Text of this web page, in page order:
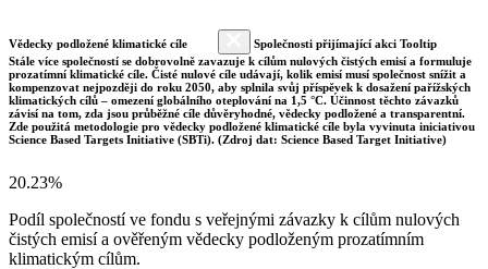
Vědecky podložené klimatické cíle
Společnosti přijímající akci Tooltip
Stále více společností se dobrovolně zavazuje k cílům nulových čistých emisí a formuluje
prozatímní klimatické cíle. Čisté nulové cíle udávají, kolik emisí musí společnost snížit a
kompenzovat nejpozději do roku 2050, aby splnila svůj příspěvek k dosažení pařížských
klimatických cílů – omezení globálního oteplování na 1,5 °C. Účinnost těchto závazků
závisí na tom, zda jsou průběžné cíle důvěryhodné, vědecky podložené a transparentní.
Zde použitá metodologie pro vědecky podložené klimatické cíle byla vyvinuta iniciativou
Science Based Targets Initiative (SBTi). (Zdroj dat: Science Based Target Initiative)
20.23%
Podíl společností ve fondu s veřejnými závazky k cílům nulových
čistých emisí a ověřeným vědecky podloženým prozatímním
klimatickým cílům.